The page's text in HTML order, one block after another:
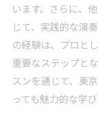
います。さらに、
じて、実践的な演
の経験は、プロと
重要なステップと
スンを通じて、東
っても魅力的な学